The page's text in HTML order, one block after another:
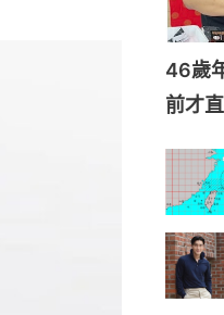
46歲
前才